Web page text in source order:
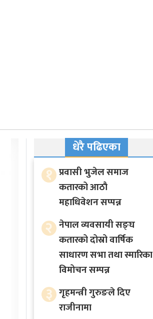
धेरै पढिएका
१ प्रवासी भुजेल समाज
कतारको आठाै
महाधिवेशन सप्पन्न
२ नेपाल व्यवसायी सङ्घ
कतारको दोस्रो वार्षिक
साधारण सभा तथा स्मारिका
विमोचन सम्पन्न
३ गृहमन्त्री गुरुङले दिए
राजीनामा